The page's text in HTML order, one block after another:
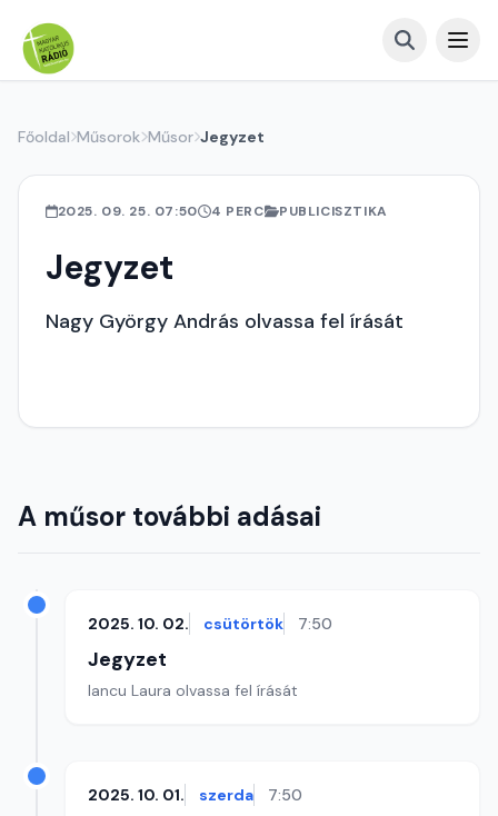
Főoldal Műsorok Műsor Jegyzet
2025. 09. 25. 07:50 4 PERC PUBLICISZTIKA
Jegyzet
Nagy György András olvassa fel írását
A műsor további adásai
2025. 10. 02. csütörtök 7:50
Jegyzet
Iancu Laura olvassa fel írását
2025. 10. 01. szerda 7:50